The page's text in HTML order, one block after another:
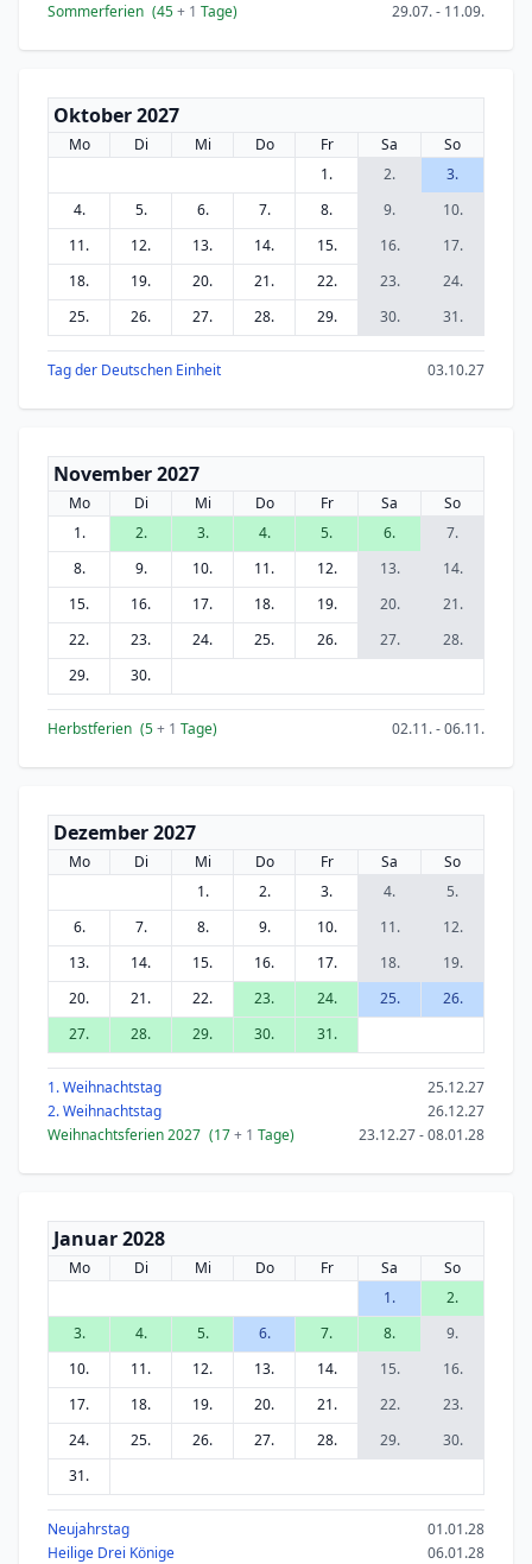
Sommerferien (45+ 1 Tage) 29.07. - 11.09.
Oktober 2027
Mo Di Mi Do Fr Sa
So
1.
2.
3.
4.
5. 6. 7. 8. 9.
10.
11.
12. 13. 14. 15. 16.
17.
18.
19. 20. 21. 22. 23.
24.
25.
26. 27. 28. 29. 30. 31.
Tag der Deutschen Einheit 03.10.27
November 2027
Mo Di Mi Do Fr Sa
So
1.
2. 3. 4. 5. 6.
7.
8.
9. 10. 11. 12. 13.
14.
15.
16. 17. 18. 19. 20.
21.
22.
23. 24. 25. 26. 27.
28.
29.
30.
Herbstferien (5+ 1 Tage) 02.11. - 06.11.
Dezember 2027
Mo Di Mi Do Fr Sa
So
1.
2. 3. 4.
5.
6.
7. 8. 9. 10. 11.
12.
13.
14. 15. 16. 17. 18.
19.
20.
21. 22. 23. 24. 25.
26.
27.
28. 29. 30. 31.
1. Weihnachtstag
25.12.27
2. Weihnachtstag
26.12.27
Weihnachtsferien 2027 (17+ 1 Tage) 23.12.27 - 08.01.28
Januar 2028
Mo Di Mi Do Fr Sa
So
1.
2.
3.
4. 5. 6. 7. 8.
9.
10.
11. 12. 13. 14. 15.
16.
17.
18. 19. 20. 21. 22.
23.
24.
25. 26. 27. 28. 29.
30.
31.
Neujahrstag
01.01.28
Heilige Drei Könige
06.01.28